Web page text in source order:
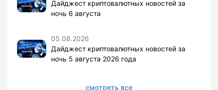
Дайджест криптовалютных новостей за
ночь 6 августа
05.08.2026
Дайджест криптовалютных новостей за
ночь 5 августа 2026 года
смотреть все